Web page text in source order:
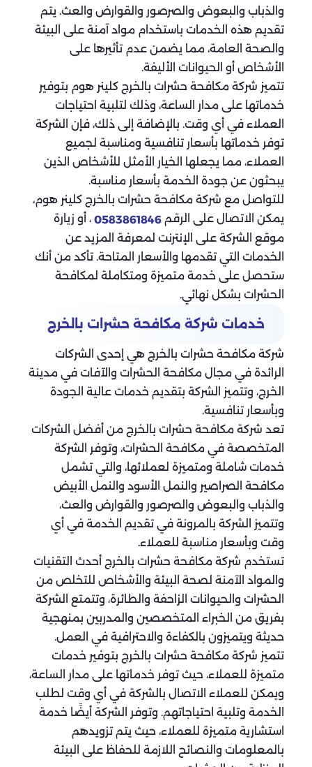
والذباب والبعوض والصرصور والقوارض والعث. يتم
تقديم هذه الخدمات باستخدام مواد آمنة على البيئة
والصحة العامة، مما يضمن عدم تأثيرها على
الأشخاص أو الحيوانات الأليفة.
تتميز شركة مكافحة حشرات بالخرج كلينر هوم بتوفير
خدماتها على مدار الساعة، وذلك لتلبية احتياجات
العملاء في أي وقت. بالإضافة إلى ذلك، فإن الشركة
توفر خدماتها بأسعار تنافسية ومناسبة لجميع
العملاء، مما يجعلها الخيار الأمثل للأشخاص الذين
يبحثون عن جودة الخدمة بأسعار مناسبة.
للتواصل مع شركة مكافحة حشرات بالخرج كلينر هوم،
يمكن الاتصال على الرقم 0583861846 ، أو زيارة
موقع الشركة على الإنترنت لمعرفة المزيد عن
الخدمات التي تقدمها والأسعار المتاحة. تأكد من أنك
ستحصل على خدمة متميزة ومتكاملة لمكافحة
الحشرات بشكل نهائي.
خدمات شركة مكافحة حشرات بالخرج
شركة مكافحة حشرات بالخرج هي إحدى الشركات
الرائدة في مجال مكافحة الحشرات والآفات في مدينة
الخرج، وتتميز الشركة بتقديم خدمات عالية الجودة
وبأسعار تنافسية.
تعد شركة مكافحة حشرات بالخرج من أفضل الشركات
المتخصصة في مكافحة الحشرات، وتوفر الشركة
خدمات شاملة ومتميزة لعملائها، والتي تشمل
مكافحة الصراصير والنمل الأسود والنمل الأبيض
والذباب والبعوض والصرصور والقوارض والعث،
وتتميز الشركة بالمرونة في تقديم الخدمة في أي
وقت وبأسعار مناسبة للعملاء.
تستخدم شركة مكافحة حشرات بالخرج أحدث التقنيات
والمواد الآمنة لصحة البيئة والأشخاص للتخلص من
الحشرات والحيوانات الزاحفة والطائرة، وتتمتع الشركة
بفريق من الخبراء المتخصصين والمدربين بمنهجية
حديثة ويتميزون بالكفاءة والاحترافية في العمل.
تتميز شركة مكافحة حشرات بالخرج بتوفير خدمات
متميزة للعملاء، حيث توفر خدماتها على مدار الساعة،
ويمكن للعملاء الاتصال بالشركة في أي وقت لطلب
الخدمة وتلبية احتياجاتهم. وتوفر الشركة أيضًا خدمة
استشارية متميزة للعملاء، حيث يتم تزويدهم
بالمعلومات والنصائح اللازمة للحفاظ على البيئة